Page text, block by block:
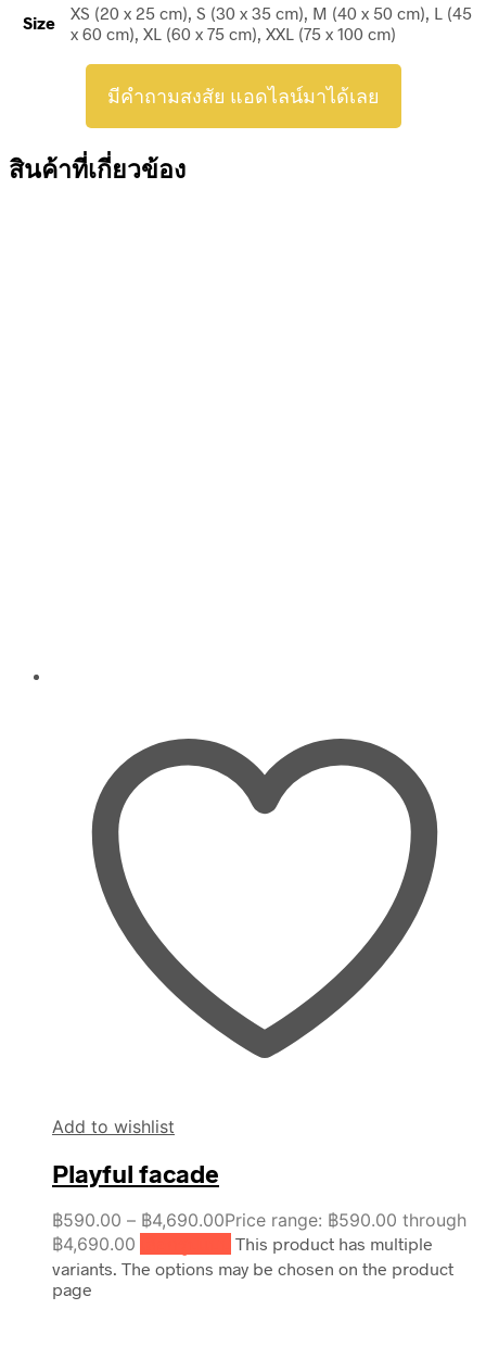
Size
XS (20 x 25 cm), S (30 x 35 cm), M (40 x 50 cm), L (45
x 60 cm), XL (60 x 75 cm), XXL (75 x 100 cm)
มีคำถามสงสัย แอดไลน์มาได้เลย
สินค้าที่เกี่ยวข้อง
Add to wishlist
Playful facade
฿590.00 – ฿4,690.00Price range: ฿590.00 through
฿4,690.00
This product has multiple
variants. The options may be chosen on the product
page